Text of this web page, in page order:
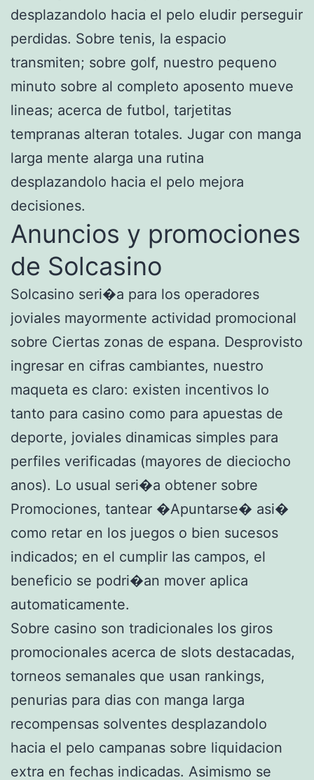
desplazandolo hacia el pelo eludir perseguir
perdidas. Sobre tenis, la espacio
transmiten; sobre golf, nuestro pequeno
minuto sobre al completo aposento mueve
lineas; acerca de futbol, tarjetitas
tempranas alteran totales. Jugar con manga
larga mente alarga una rutina
desplazandolo hacia el pelo mejora
decisiones.
Anuncios y promociones
de Solcasino
Solcasino seri�a para los operadores
joviales mayormente actividad promocional
sobre Ciertas zonas de espana. Desprovisto
ingresar en cifras cambiantes, nuestro
maqueta es claro: existen incentivos lo
tanto para casino como para apuestas de
deporte, joviales dinamicas simples para
perfiles verificadas (mayores de dieciocho
anos). Lo usual seri�a obtener sobre
Promociones, tantear �Apuntarse� asi�
como retar en los juegos o bien sucesos
indicados; en el cumplir las campos, el
beneficio se podri�an mover aplica
automaticamente.
Sobre casino son tradicionales los giros
promocionales acerca de slots destacadas,
torneos semanales que usan rankings,
penurias para dias con manga larga
recompensas solventes desplazandolo
hacia el pelo campanas sobre liquidacion
extra en fechas indicadas. Asimismo se